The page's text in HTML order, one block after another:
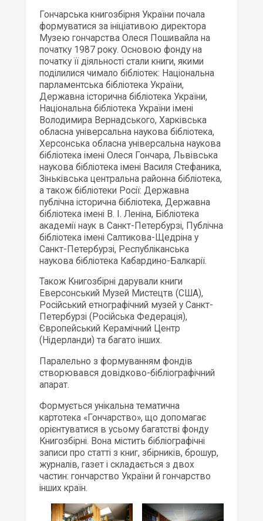
Гончарська книгозбірня України почала
формуватися за ініціативою директора
Музею гончарства Олеся Пошивайла на
початку 1987 року. Основою фонду на
початку її діяльності стали книги, якими
поділилися чимало бібліотек: Національна
парламентська бібліотека України,
Державна історична бібліотека України,
Національна бібліотека України імені
Володимира Вернадського, Харківська
обласна універсальна наукова бібліотека,
Херсонська обласна універсальна наукова
бібліотека імені Олеся Гончара, Львівська
наукова бібліотека імені Василя Стефаника,
Зіньківська центральна районна бібліотека,
а також бібліотеки Росії: Державна
публічна історична бібліотека, Державна
бібліотека імені В. І. Леніна, Бібліотека
академії наук в Санкт-Петербурзі, Публічна
бібліотека імені Салтикова-Щедріна у
Санкт-Петербурзі, Республіканська
наукова бібліотека Кабардино-Балкарії.
Також Книгозбірні дарували книги
Еверсонський Музей Мистецтв (США),
Російський етнографічний музей у Санкт-
Петербурзі (Російська Федерація),
Європейський Керамічний Центр
(Нідерланди) та багато інших.
Паралельно з формуванням фондів
створювався довідково-бібліографічний
апарат.
Формується унікальна тематична
картотека «Гончарство», що допомагає
орієнтуватися в усьому багатстві фонду
Книгозбірні. Вона містить бібліографічні
записи про статті з книг, збірників, брошур,
журналів, газет і складається з двох
частин: гончарство України й гончарство
інших країн.